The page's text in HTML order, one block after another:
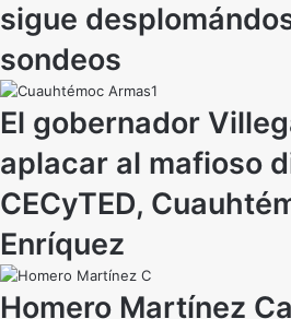
sigue
sondeos
El gobernador
aplacar al mafioso
CECyTED,
Enríquez
Homero Martínez